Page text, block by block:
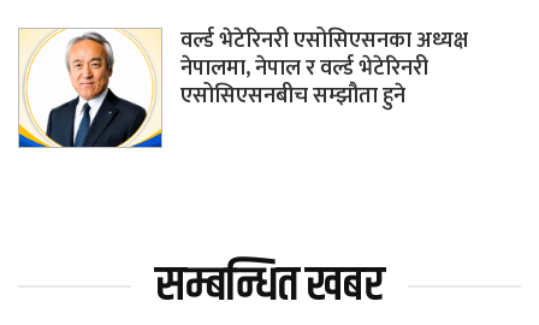
वर्ल्ड भेटेरिनरी एसोसिएसनका अध्यक्ष
नेपालमा, नेपाल र वर्ल्ड भेटेरिनरी
एसोसिएसनबीच सम्झौता हुने
सम्बन्धित खबर